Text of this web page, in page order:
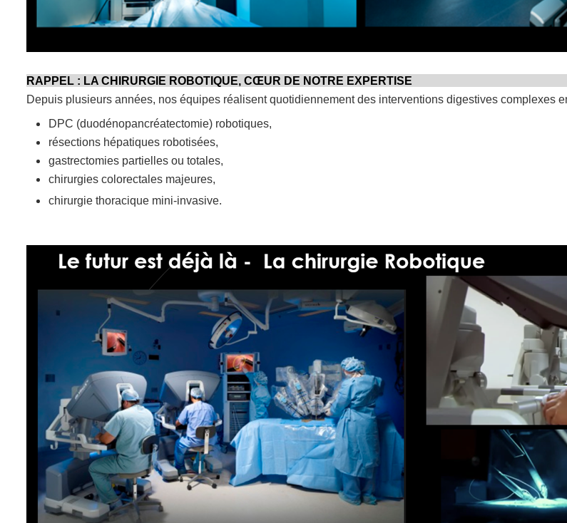
RAPPEL : LA CHIRURGIE ROBOTIQUE, CŒUR DE NOTRE EXPERTISE
Depuis plusieurs années, nos équipes réalisent quotidiennement des interventions digestives complexes
DPC (duodénopancréatectomie) robotiques,
résections hépatiques robotisées,
gastrectomies partielles ou totales,
chirurgies colorectales majeures,
chirurgie thoracique mini-invasive.